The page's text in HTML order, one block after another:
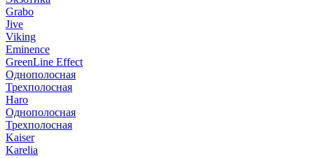
Grabo
Jive
Viking
Eminence
GreenLine Effect
Однополосная
Трехполосная
Haro
Однополосная
Трехполосная
Kaiser
Karelia